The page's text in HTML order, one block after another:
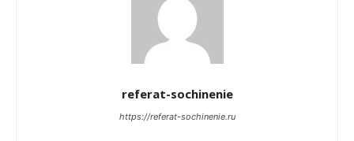
referat-sochinenie
https://referat-sochinenie.ru